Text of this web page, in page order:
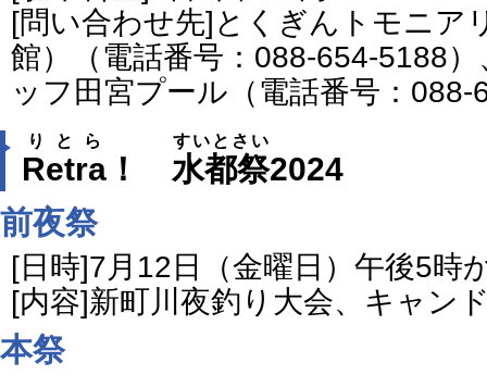
[問い合わせ先]とくぎんトモニア
館）（電話番号：088-654-5188
ッフ田宮プール（電話番号：088-
Retra
りとら
！ 水都祭
すいとさい
2024
前夜祭
[日時]7月12日（金曜日）午後5時
[内容]新町川夜釣り大会、キャン
本祭